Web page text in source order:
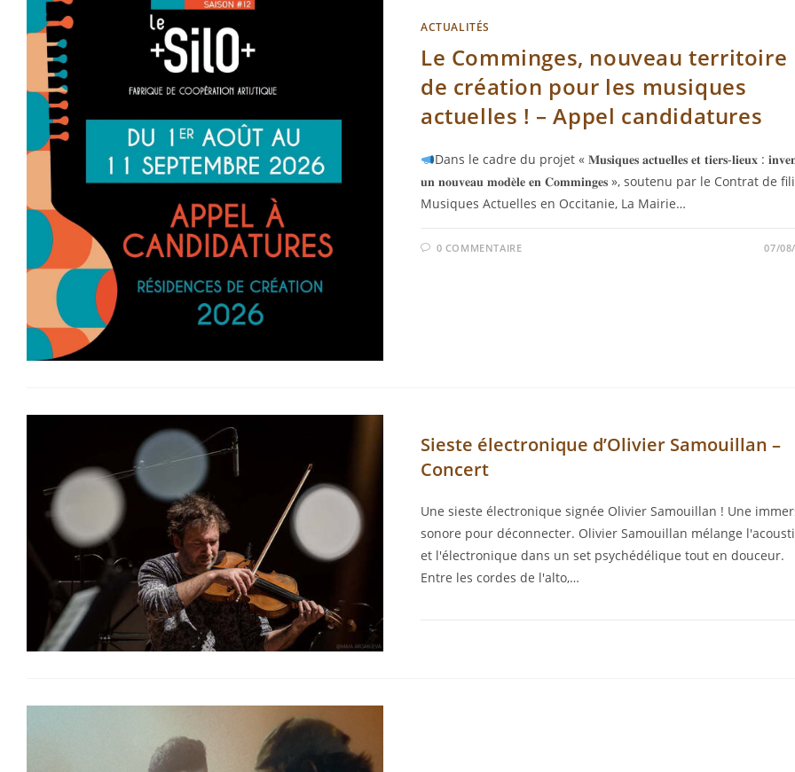
ACTUALITÉS
Le Comminges, nouveau territoire
de création pour les musiques
actuelles ! – Appel candidatures
Dans le cadre du projet « 𝐌𝐮𝐬𝐢𝐪𝐮𝐞𝐬 𝐚𝐜𝐭𝐮𝐞𝐥𝐥𝐞𝐬 𝐞𝐭 𝐭𝐢𝐞𝐫𝐬-𝐥𝐢𝐞𝐮𝐱 :
𝐮𝐧 𝐧𝐨𝐮𝐯𝐞𝐚𝐮 𝐦𝐨𝐝𝐞̀𝐥𝐞 𝐞𝐧 𝐂𝐨𝐦𝐦𝐢𝐧𝐠𝐞𝐬 », soutenu par le Contrat de
Musiques Actuelles en Occitanie, La Mairie…
0 COMMENTAIRE 07/
Sieste électronique d’Olivier Samouillan –
Concert
Une sieste électronique signée Olivier Samouillan ! Une
sonore pour déconnecter. Olivier Samouillan mélange
et l'électronique dans un set psychédélique tout en douceur.
Entre les cordes de l'alto,…